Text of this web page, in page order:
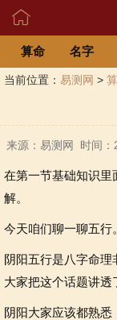

算命 名字
当前位置： 易测网 >
来源：易测网 时间
在第一节基础知识里
解。
今天咱们聊一聊五行。
阴阳五行是八字命
大家把这个话题讲透
阴阳大家应该都熟悉